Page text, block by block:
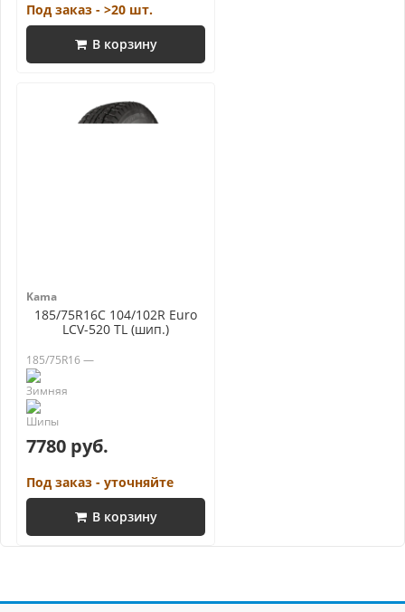
Под заказ - >20 шт.
В корзину
Kama
185/75R16C 104/102R Euro
LCV-520 TL (шип.)
185/75R16 —
7780 руб.
Под заказ - уточняйте
В корзину